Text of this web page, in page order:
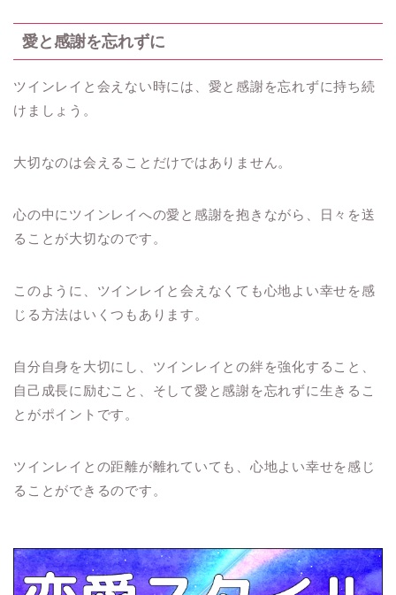
愛と感謝を忘れずに
ツインレイと会えない時には、愛と感謝を忘れずに持ち続
けましょう。
大切なのは会えることだけではありません。
心の中にツインレイへの愛と感謝を抱きながら、日々を送
ることが大切なのです。
このように、ツインレイと会えなくても心地よい幸せを感
じる方法はいくつもあります。
自分自身を大切にし、ツインレイとの絆を強化すること、
自己成長に励むこと、そして愛と感謝を忘れずに生きるこ
とがポイントです。
ツインレイとの距離が離れていても、心地よい幸せを感じ
ることができるのです。